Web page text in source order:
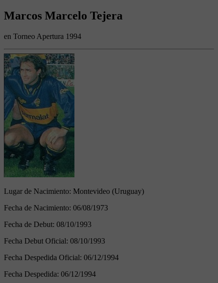
Marcos Marcelo Tejera
en Torneo Apertura 1994
Lugar de Nacimiento: Montevideo (Uruguay)
Fecha de Nacimiento: 06/08/1973
Fecha de Debut: 08/10/1993
Fecha Debut Oficial: 08/10/1993
Fecha Despedida Oficial: 06/12/1994
Fecha Despedida: 06/12/1994